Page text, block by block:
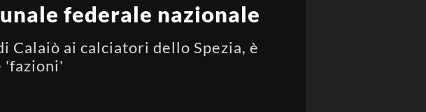
federale nazionale
Calaiò ai calciatori dello Spezia, è
'fazioni'